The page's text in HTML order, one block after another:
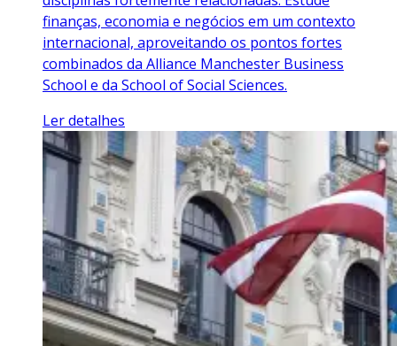
finanças, economia e negócios em um contexto
internacional, aproveitando os pontos fortes
combinados da Alliance Manchester Business
School e da School of Social Sciences.
Ler detalhes